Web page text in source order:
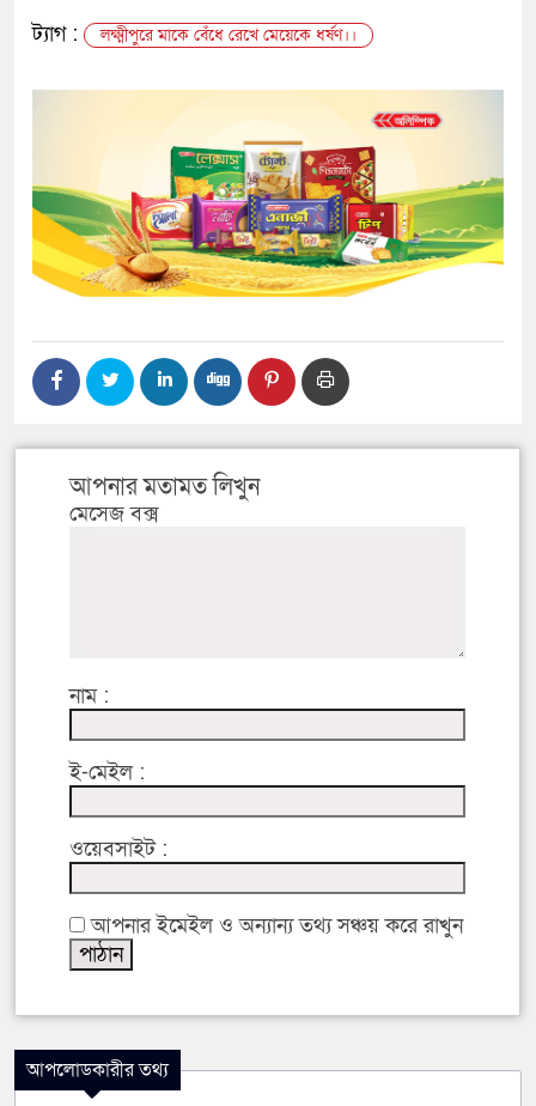
ট্যাগ :
লক্ষ্মীপুরে মাকে বেঁধে রেখে মেয়েকে ধর্ষণ।।
আপনার মতামত লিখুন
মেসেজ বক্স
নাম :
ই-মেইল :
ওয়েবসাইট :
আপনার ইমেইল ও অন্যান্য তথ্য সঞ্চয় করে রাখুন
আপলোডকারীর তথ্য